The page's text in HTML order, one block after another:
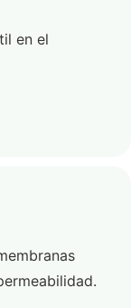
en el